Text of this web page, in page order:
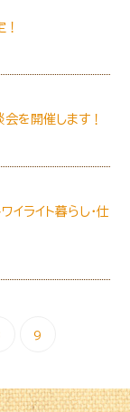
を開催します！
ライト暮らし・仕
9